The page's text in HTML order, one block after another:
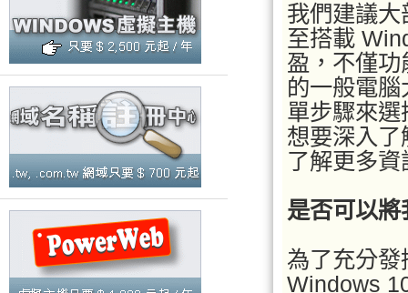
我們建議
至搭載
盈，不僅
的一般電
單步驟來
想要深入
了解更多資
是否可以
為了充分
Windows